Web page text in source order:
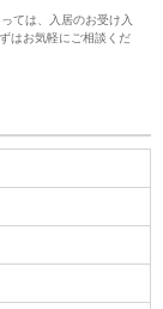
ては、入居のお受け入
はお気軽にご相談くだ